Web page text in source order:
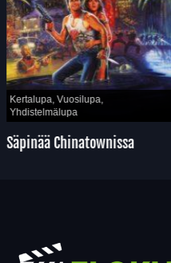
Kertalupa, Vuosilupa,
Yhdistelmälupa
Säpinää Chinatownissa